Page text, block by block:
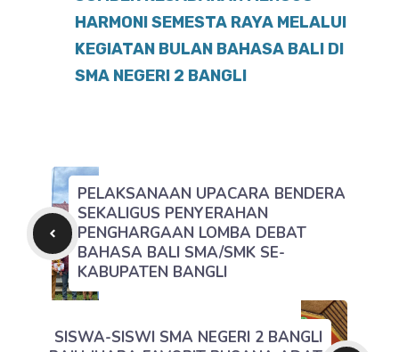
HARMONI SEMESTA RAYA MELALUI
KEGIATAN BULAN BAHASA BALI DI
SMA NEGERI 2 BANGLI
PELAKSANAAN UPACARA BENDERA
SEKALIGUS PENYERAHAN
PENGHARGAAN LOMBA DEBAT
BAHASA BALI SMA/SMK SE-
KABUPATEN BANGLI
SISWA-SISWI SMA NEGERI 2 BANGLI